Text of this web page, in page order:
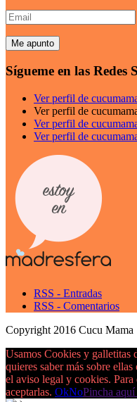
Email
Sígueme en las Redes
Ver perfil de
Ver perfil de
Ver perfil de
Ver perfil de
RSS - Entradas
RSS - Comentarios
Copyright 2016 Cucu Mama
Usamos Cookies y galletitas
quieres saber más sobre
el aviso legal y cookies.
aceptarlas. OkNoPincha aquí